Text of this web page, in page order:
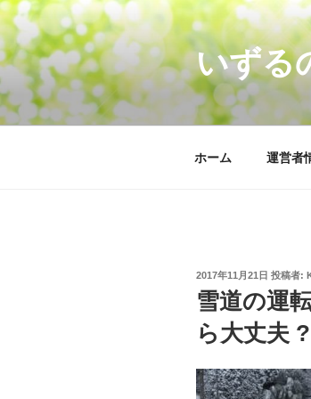
コ
テ
ン
ツ
へ
いずる
ホーム 運営者
投
稿
日:
2017年11月21日 投稿者:
雪道の運
ら大丈夫 ?